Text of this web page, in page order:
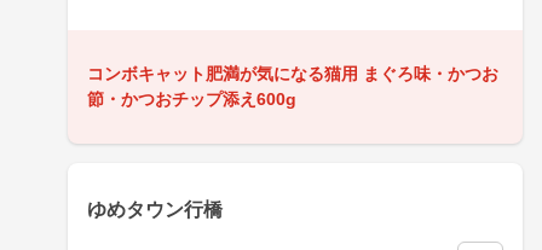
コンボキャット肥満が気になる猫用 まぐろ味・かつお
節・かつおチップ添え600g
ゆめタウン行橋